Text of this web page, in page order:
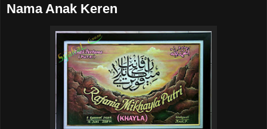
Nama Anak Keren